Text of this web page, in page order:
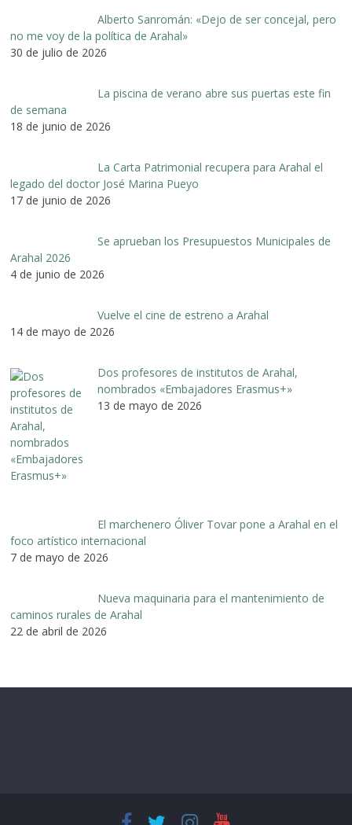
Alberto Sanromán: «Dejo de ser concejal, pero
no me voy de la política de Arahal»
30 de julio de 2026
La piscina de verano abre sus puertas este fin
de semana
18 de junio de 2026
La Carta Patrimonial recupera para Arahal el
legado del doctor José Marina Pueyo
17 de junio de 2026
Se aprueban los Presupuestos Municipales de
Arahal 2026
4 de junio de 2026
Vuelve el cine de estreno a Arahal
14 de mayo de 2026
Dos profesores de institutos de Arahal,
nombrados «Embajadores Erasmus+»
13 de mayo de 2026
El marchenero Óliver Tovar pone a Arahal en el
foco artístico internacional
7 de mayo de 2026
Nueva maquinaria para el mantenimiento de
caminos rurales de Arahal
22 de abril de 2026